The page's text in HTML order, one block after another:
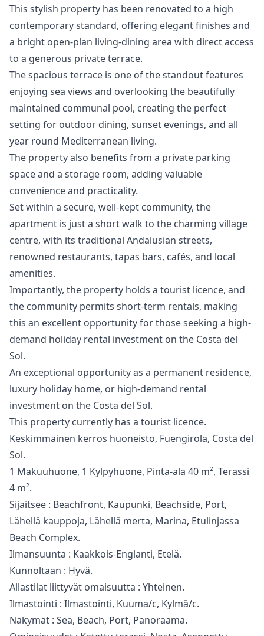
This stylish property has been renovated to a high
contemporary standard, offering elegant finishes and
a bright open-plan living-dining area with direct access
to a generous private terrace.
The spacious terrace is one of the standout features
enjoying sea views and overlooking the beautifully
maintained communal pool, creating the perfect
setting for outdoor dining, sunset evenings, and all
year round Mediterranean living.
The property also benefits from a private parking
space and a storage room, adding valuable
convenience and practicality.
Set within a secure, well-kept community, the
apartment is just a short walk to the charming village
centre, with its traditional Andalusian streets,
renowned restaurants, tapas bars, cafés, and local
amenities.
Importantly, the property holds a tourist licence, and
the community permits short-term rentals, making
this an excellent opportunity for those seeking a high-
demand holiday rental investment ‌on ‌the ‌Costa ‌del
‌Sol.
An exceptional opportunity as a ‌permanent ‌residence,
‌luxury holiday home, ‌or ‌high-demand ‌rental
‌investment on ‌the Costa del ‌Sol.
This ‌property ‌currently ‌has ‌a ‌tourist ‌licence.
Keskimmäinen kerros huoneisto, Fuengirola, Costa del
Sol.
1 Makuuhuone, 1 Kylpyhuone, Pinta-ala 40 m², Terassi
4 m².
Sijaitsee : Beachfront, Kaupunki, Beachside, Port,
Lähellä kauppoja, Lähellä merta, Marina, Etulinjassa
Beach Complex.
Ilmansuunta : Kaakkois-Englanti, Etelä.
Kunnoltaan : Hyvä.
Allastilat liittyvät omaisuutta : Yhteinen.
Ilmastointi : Ilmastointi, Kuuma/c, Kylmä/c.
Näkymät : Sea, Beach, Port, Panoraama.